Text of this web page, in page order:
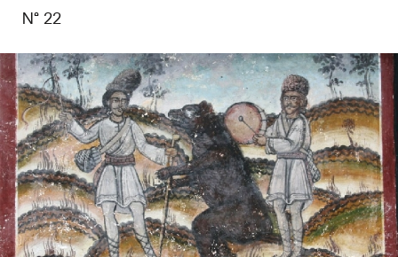
N° 22